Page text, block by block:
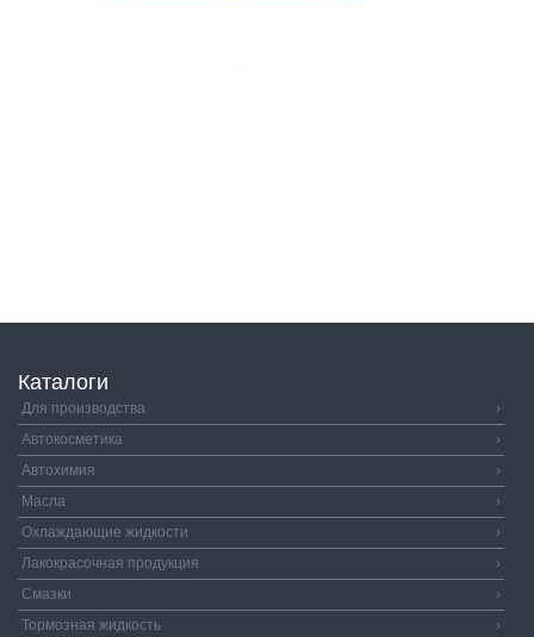
Каталоги
Для производства
›
Автокосметика
›
Автохимия
›
Масла
›
Охлаждающие жидкости
›
Лакокрасочная продукция
›
Смазки
›
Тормозная жидкость
›